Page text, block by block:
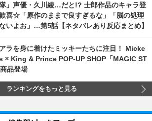
隊」声優・久川綾…だと!? 士郎作品のキャラ登
喜☆「原作のままで良すぎるな」「脳の処理
いよお」…第5話【ネタバレあり反応まとめ】
ラを身に着けたミッキーたちに注目！ Micke
× King & Prince POP-UP SHOP「MAGIC ST
品登場
ランキングをもっと見る